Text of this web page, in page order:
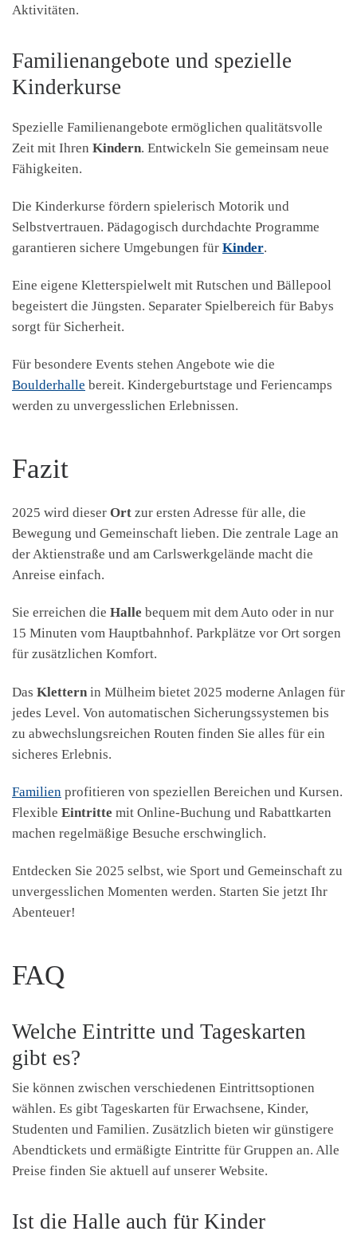
Aktivitäten.
Familienangebote und spezielle
Kinderkurse
Spezielle Familienangebote ermöglichen qualitätsvolle
Zeit mit Ihren Kindern. Entwickeln Sie gemeinsam neue
Fähigkeiten.
Die Kinderkurse fördern spielerisch Motorik und
Selbstvertrauen. Pädagogisch durchdachte Programme
garantieren sichere Umgebungen für Kinder.
Eine eigene Kletterspielwelt mit Rutschen und Bällepool
begeistert die Jüngsten. Separater Spielbereich für Babys
sorgt für Sicherheit.
Für besondere Events stehen Angebote wie die
Boulderhalle bereit. Kindergeburtstage und Feriencamps
werden zu unvergesslichen Erlebnissen.
Fazit
2025 wird dieser Ort zur ersten Adresse für alle, die
Bewegung und Gemeinschaft lieben. Die zentrale Lage an
der Aktienstraße und am Carlswerkgelände macht die
Anreise einfach.
Sie erreichen die Halle bequem mit dem Auto oder in nur
15 Minuten vom Hauptbahnhof. Parkplätze vor Ort sorgen
für zusätzlichen Komfort.
Das Klettern in Mülheim bietet 2025 moderne Anlagen für
jedes Level. Von automatischen Sicherungssystemen bis
zu abwechslungsreichen Routen finden Sie alles für ein
sicheres Erlebnis.
Familien profitieren von speziellen Bereichen und Kursen.
Flexible Eintritte mit Online-Buchung und Rabattkarten
machen regelmäßige Besuche erschwinglich.
Entdecken Sie 2025 selbst, wie Sport und Gemeinschaft zu
unvergesslichen Momenten werden. Starten Sie jetzt Ihr
Abenteuer!
FAQ
Welche Eintritte und Tageskarten
gibt es?
Sie können zwischen verschiedenen Eintrittsoptionen
wählen. Es gibt Tageskarten für Erwachsene, Kinder,
Studenten und Familien. Zusätzlich bieten wir günstigere
Abendtickets und ermäßigte Eintritte für Gruppen an. Alle
Preise finden Sie aktuell auf unserer Website.
Ist die Halle auch für Kinder